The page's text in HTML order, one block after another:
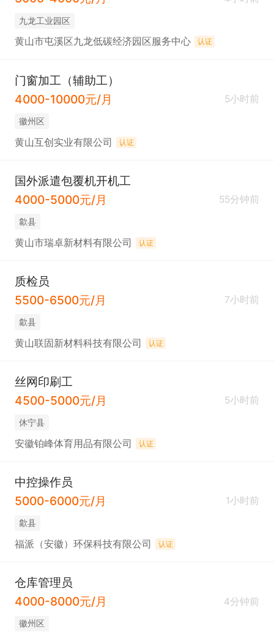
九龙工业园区
黄山市屯溪区九龙低碳经济园区服务中心 认证
门窗加工（辅助工）
4000-10000元/月
5小时前
徽州区
黄山互创实业有限公司 认证
国外派遣包覆机开机工
4000-5000元/月
55分钟前
歙县
黄山市瑞卓新材料有限公司 认证
质检员
5500-6500元/月
7小时前
歙县
黄山联固新材料科技有限公司 认证
丝网印刷工
4500-5000元/月
5小时前
休宁县
安徽铂峰体育用品有限公司 认证
中控操作员
5000-6000元/月
1小时前
歙县
福派（安徽）环保科技有限公司 认证
仓库管理员
4000-8000元/月
4分钟前
徽州区